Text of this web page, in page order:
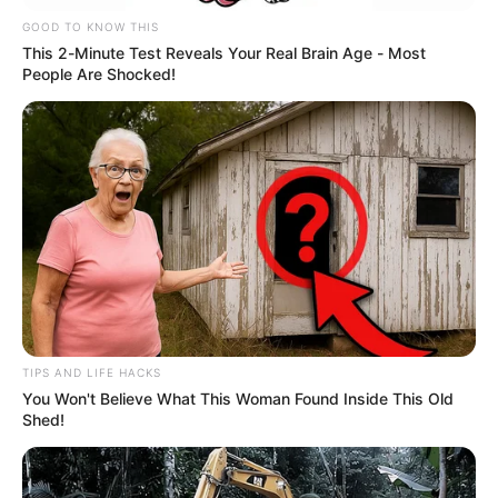
Lea También:¡Abunda el pescado en Puerto Wilches!
Continúa la subienda de bocachico en el río Magdalena
GOOD TO KNOW THIS
This 2-Minute Test Reveals Your Real Brain Age - Most
People Are Shocked!
TIPS AND LIFE HACKS
You Won't Believe What This Woman Found Inside This Old
Shed!